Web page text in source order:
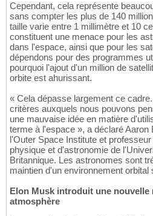
Cependant, cela représente
sans compter les plus de 140
taille varie entre 1 millimètre et 10
constituent une menace pour les
dans l'espace, ainsi que pour les
dépendons pour des programmes
pourquoi l'ajout d'un million de
orbite est ahurissant.
« Cela dépasse largement ce
critères auxquels nous pouvons
une mauvaise idée en matière
terme à l'espace », a déclaré Aaron
l'Outer Space Institute et
physique et d'astronomie de
Britannique. Les astronomes sont
maintien d'un environnement orbital
Elon Musk introduit une nouvelle
atmosphère